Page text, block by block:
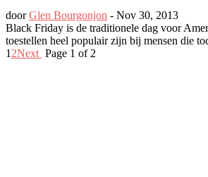
doorGlen Bourgonjon - Nov 30, 2013
Black Friday is de traditionele dag voor
toestellen heel populair zijn bij mensen die
1 2Next Page 1 of 2